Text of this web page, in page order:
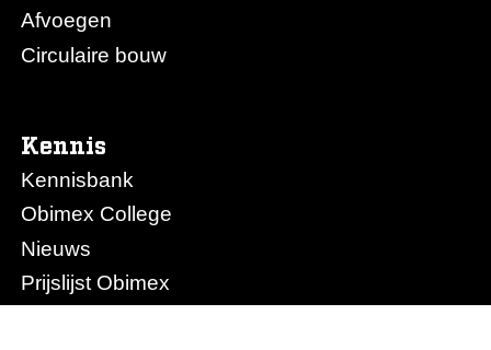
Afvoegen
Circulaire bouw
Kennis
Kennisbank
Obimex College
Nieuws
Prijslijst Obimex